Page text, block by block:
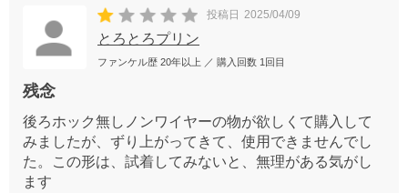
投稿日 2025/04/09
とろとろプリン
ファンケル歴 20年以上 ／ 購入回数 1回目
残念
後ろホック無しノンワイヤーの物が欲しくて購入して
みましたが、ずり上がってきて、使用できませんでし
た。この形は、試着してみないと、無理がある気がし
ます